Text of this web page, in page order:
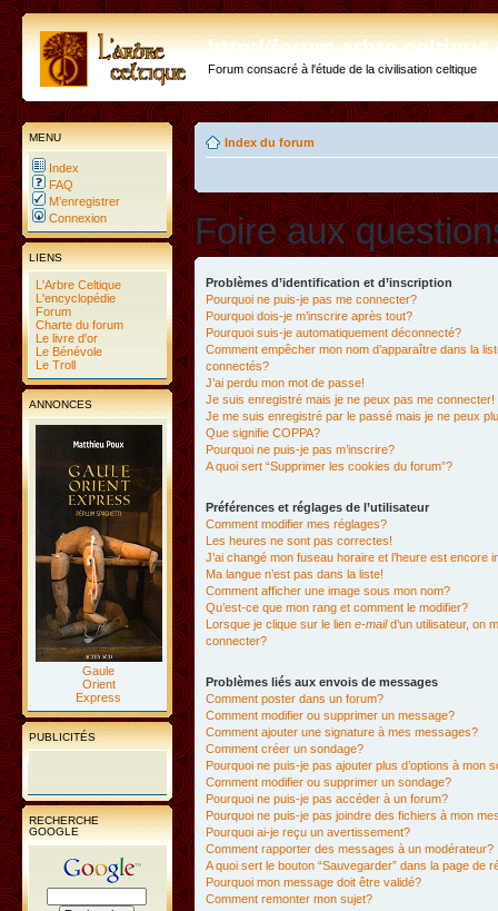
http://forum.arbre-
Forum consacré à l'étude de la civilisation celtique
MENU
Index
FAQ
M’enregistrer
Connexion
LIENS
L'Arbre Celtique
L'encyclopédie
Forum
Charte du forum
Le livre d'or
Le Bénévole
Le Troll
ANNONCES
Gaule
Orient
Express
PUBLICITÉS
RECHERCHE
GOOGLE
Index du forum
Foire aux
Problèmes d’identification et d’inscription
Pourquoi ne puis-je pas me connecter?
Pourquoi dois-je m’inscrire après tout?
Pourquoi suis-je automatiquement déconnecté?
Comment empêcher mon nom d’apparaître dans la
connectés?
J’ai perdu mon mot de passe!
Je suis enregistré mais je ne peux pas me connecter!
Je me suis enregistré par le passé mais je ne peux
Que signifie COPPA?
Pourquoi ne puis-je pas m’inscrire?
A quoi sert “Supprimer les cookies du forum”?
Préférences et réglages de l’utilisateur
Comment modifier mes réglages?
Les heures ne sont pas correctes!
J’ai changé mon fuseau horaire et l’heure est encore
Ma langue n’est pas dans la liste!
Comment afficher une image sous mon nom?
Qu’est-ce que mon rang et comment le modifier?
Lorsque je clique sur le lien e-maild’un utilisateur, on
connecter?
Problèmes liés aux envois de messages
Comment poster dans un forum?
Comment modifier ou supprimer un message?
Comment ajouter une signature à mes messages?
Comment créer un sondage?
Pourquoi ne puis-je pas ajouter plus d’options à mon
Comment modifier ou supprimer un sondage?
Pourquoi ne puis-je pas accéder à un forum?
Pourquoi ne puis-je pas joindre des fichiers à mon
Pourquoi ai-je reçu un avertissement?
Comment rapporter des messages à un modérateur?
A quoi sert le bouton “Sauvegarder” dans la page de
Pourquoi mon message doit être validé?
Comment remonter mon sujet?